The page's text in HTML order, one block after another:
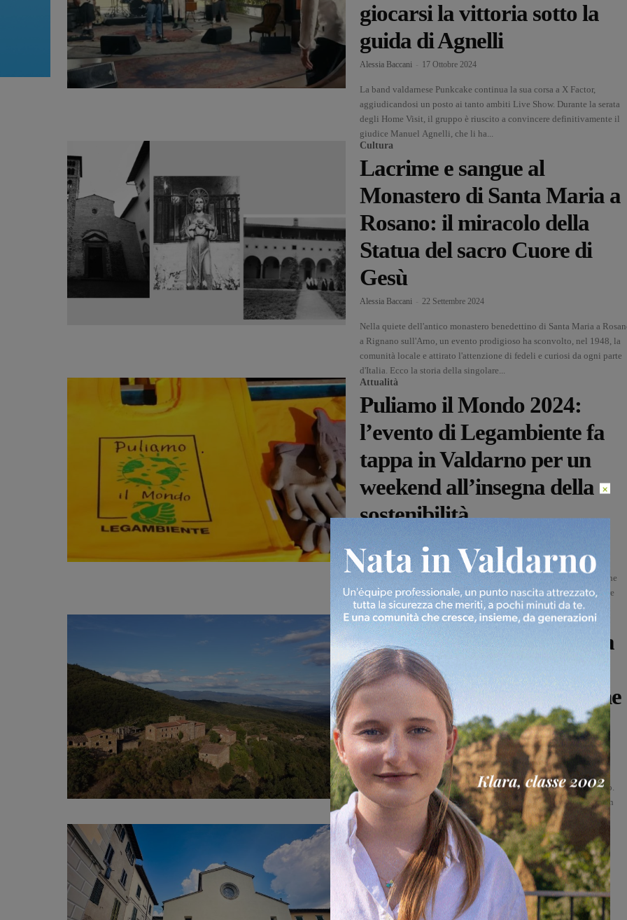
giocarsi la vittoria sotto la
guida di Agnelli
Alessia Baccani 17 Ottobre 2024
La band valdarnese Punkcake continua la sua corsa a X Factor,
aggiudicandosi un posto ai tanto ambiti Live Show. Durante la serata
degli Home Visit, il gruppo è riuscito a convincere definitivamente il
giudice Manuel Agnelli, che li ha...
Cultura
Lacrime e sangue al
Monastero di Santa Maria a
Rosano: il miracolo della
Statua del sacro Cuore di
Gesù
Alessia Baccani 22 Settembre 2024
Nella quiete dell'antico monastero benedettino di Santa Maria a
a Rignano sull'Arno, un evento prodigioso ha sconvolto, nel 1948, la
comunità locale e attirato l'attenzione di fedeli e curiosi da ogni parte
d'Italia. Ecco la storia della singolare...
Attualità
Puliamo il Mondo 2024:
l’evento di Legambiente fa
tappa in Valdarno per un
weekend all’insegna della
sostenibilità
Alessia Baccani
Torna con la sua 32 esima edizione "Puliamo il Mondo", storica
campagna di volontariato ambientale promossa da Legambiente che
ogni anno coinvolge migliaia di volontari in tutta Italia per ripulire
strade, piazze, parchi, fiumi, spiagge e laghi dai rifiuti...
Cultura
Il Castello di Celle: la storia
del luogo dimenticato che
ancora oggi veglia su Figline
Valdarno
Alessia Baccani 8 Settembre 2024
Da secoli il castello di Celle guarda dall'alto la città di Figline,
diventando un antico testimone e custode della storia del Valdarno.
Purtroppo, ad oggi, il castello è in stato di abbandono e degrado, in
attesa di un nuovo...
I luoghi nascosti del Valdarno
San Giustino Valdarno tra
storia e natura: la Pieve
romanica e l’antico selciato
×